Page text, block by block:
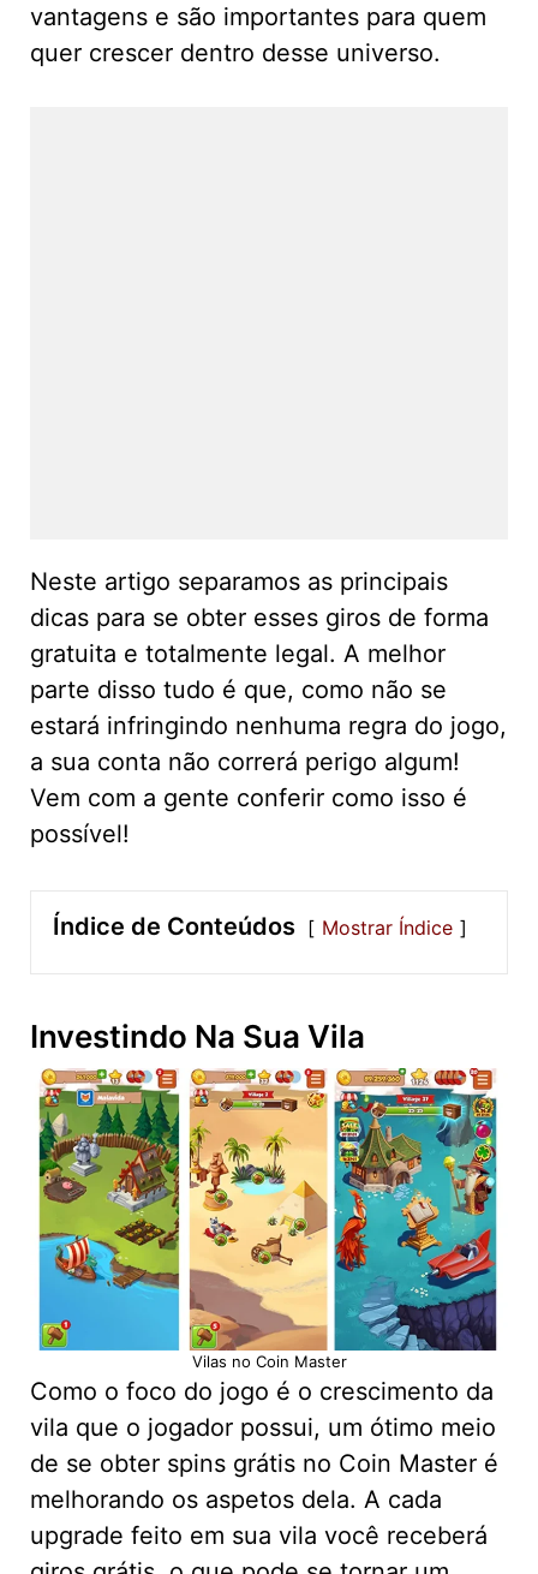
vantagens e são importantes para quem
quer crescer dentro desse universo.
Neste artigo separamos as principais
dicas para se obter esses giros de forma
gratuita e totalmente legal. A melhor
parte disso tudo é que, como não se
estará infringindo nenhuma regra do jogo,
a sua conta não correrá perigo algum!
Vem com a gente conferir como isso é
possível!
Índice de Conteúdos Mostrar Índice
Investindo Na Sua Vila
Vilas no Coin Master
Como o foco do jogo é o crescimento da
vila que o jogador possui, um ótimo meio
de se obter spins grátis no Coin Master é
melhorando os aspetos dela. A cada
upgrade feito em sua vila você receberá